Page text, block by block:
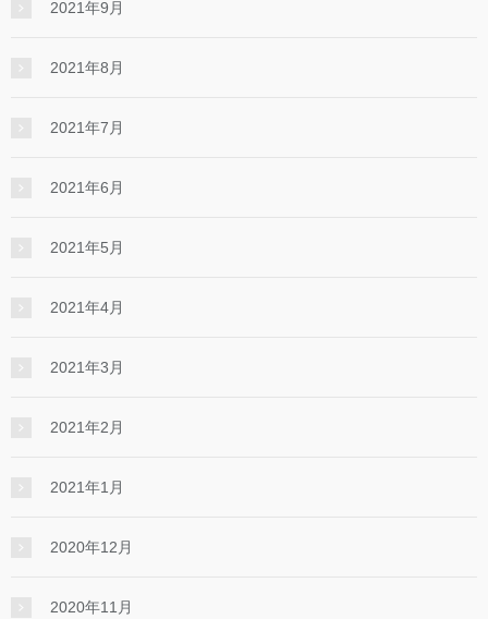
2021年9月
2021年8月
2021年7月
2021年6月
2021年5月
2021年4月
2021年3月
2021年2月
2021年1月
2020年12月
2020年11月